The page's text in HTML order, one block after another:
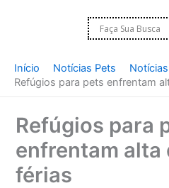
Início Notícias Pets
Refúgios para pets enfrentam
Refúgios para
enfrentam alta
férias